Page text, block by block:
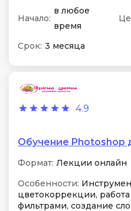
Начало:
в любое
время
Срок: 3 месяца
4.9
Обучение Photoshop
Формат: Лекции онлайн
Особенности:
цветокоррекции,
фильтрами, создание